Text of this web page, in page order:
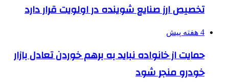
تخصیص ارز صنایع شوینده در اولویت قرار دارد
4 هفته پیش
حمایت از خانواده نباید به برهم خوردن تعادل بازار
خودرو منجر شود